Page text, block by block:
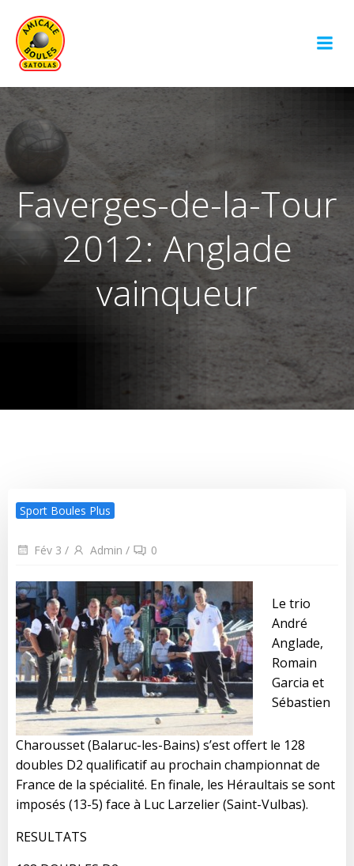
Faverges-de-la-Tour
2012: Anglade
vainqueur
Sport Boules Plus
Fév 3 / Admin / 0
Le trio
André
Anglade,
Romain
Garcia et
Sébastien
Charousset (Balaruc-les-Bains) s’est offert le 128
doubles D2 qualificatif au prochain championnat de
France de la spécialité. En finale, les Héraultais se sont
imposés (13-5) face à Luc Larzelier (Saint-Vulbas).
RESULTATS